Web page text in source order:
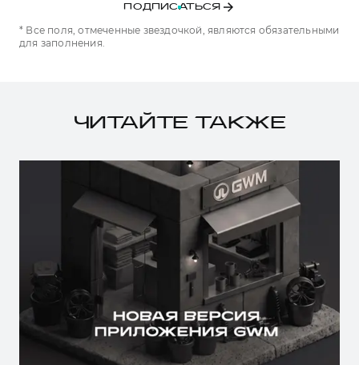
ПОДПИСАТЬСЯ
* Все поля, отмеченные звездочкой, являются обязательными
для заполнения.
ЧИТАЙТЕ ТАКЖЕ